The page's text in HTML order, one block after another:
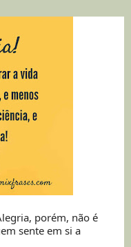
porém, não é
sente em si a